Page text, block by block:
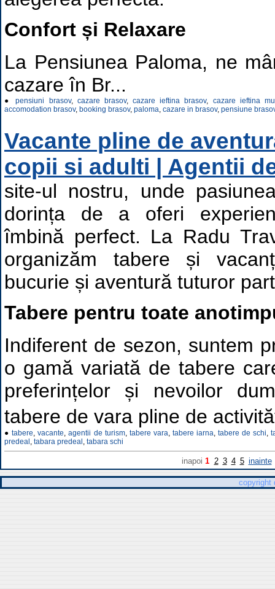
Confort și Relaxare
La Pensiunea Paloma, ne
cazare în Br...
●pensiuni brasov, cazare brasov,cazare ieftina brasov, cazare ieftina
accomodation brasov, booking brasov, paloma, cazare in brasov, pensiune
Vacante pline de
copii si adulti | Agentii
site-ul nostru, unde
dorința de a oferi
îmbină perfect. La Radu
organizăm tabere și
bucurie și aventură tuturor
Tabere pentru toate
Indiferent de sezon, suntem
o gamă variată de tabere
preferințelor și nevoilor
tabere de vara pline de
●tabere,vacante,agentii de turism, tabere vara, tabere iarna,tabere de schi,
predeal , tabara predeal , tabara schi
inapoi 1 2 3 4 5 inainte
copyright